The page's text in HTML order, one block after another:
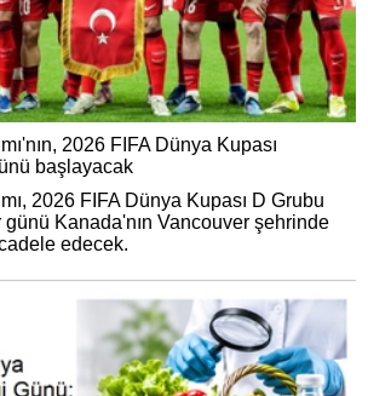
2026 FIFA Dünya Kupası
başlayacak
2026 FIFA Dünya Kupası D Grubu
günü Kanada'nın Vancouver şehrinde
edecek.